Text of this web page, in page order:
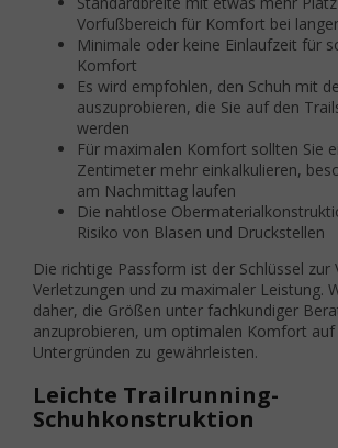
Vorfußbereich für Komfort bei
Minimale oder keine Einlaufzeit für
Komfort
Es wird empfohlen, den Schuh mit
auszuprobieren, die Sie auf den
werden
Für maximalen Komfort sollten Sie
Zentimeter mehr einkalkulieren,
am Nachmittag laufen
Die nahtlose
Risiko von Blasen und Druckstellen
Die richtige Passform ist der Schlüssel zur
Verletzungen und zu maximaler Leistung.
daher, die Größen unter fachkundiger
anzuprobieren, um optimalen Komfort auf
Untergründen zu gewährleisten.
Leichte Trailrunning-
Schuhkonstruktion